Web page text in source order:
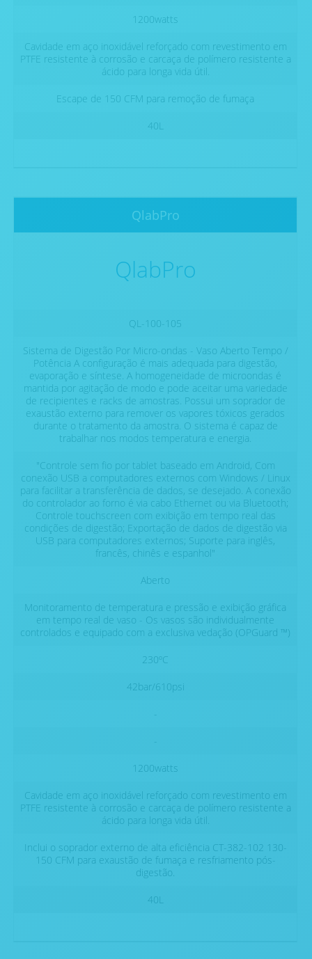
1200watts
Cavidade em aço inoxidável reforçado com revestimento em
PTFE resistente à corrosão e carcaça de polímero resistente a
ácido para longa vida útil.
Escape de 150 CFM para remoção de fumaça
40L
QlabPro
QlabPro
QL-100-105
Sistema de Digestão Por Micro-ondas - Vaso Aberto Tempo /
Potência A configuração é mais adequada para digestão,
evaporação e síntese. A homogeneidade de microondas é
mantida por agitação de modo e pode aceitar uma variedade
de recipientes e racks de amostras. Possui um soprador de
exaustão externo para remover os vapores tóxicos gerados
durante o tratamento da amostra. O sistema é capaz de
trabalhar nos modos temperatura e energia.
"Controle sem fio por tablet baseado em Android, Com
conexão USB a computadores externos com Windows / Linux
para facilitar a transferência de dados, se desejado. A conexão
do controlador ao forno é via cabo Ethernet ou via Bluetooth;
Controle touchscreen com exibição em tempo real das
condições de digestão; Exportação de dados de digestão via
USB para computadores externos; Suporte para inglês,
francês, chinês e espanhol"
Aberto
Monitoramento de temperatura e pressão e exibição gráfica
em tempo real de vaso - Os vasos são individualmente
controlados e equipado com a exclusiva vedação (OPGuard ™)
230ºC
42bar/610psi
1200watts
Cavidade em aço inoxidável reforçado com revestimento em
PTFE resistente à corrosão e carcaça de polímero resistente a
ácido para longa vida útil.
Inclui o soprador externo de alta eficiência CT-382-102 130-
150 CFM para exaustão de fumaça e resfriamento pós-
digestão.
40L